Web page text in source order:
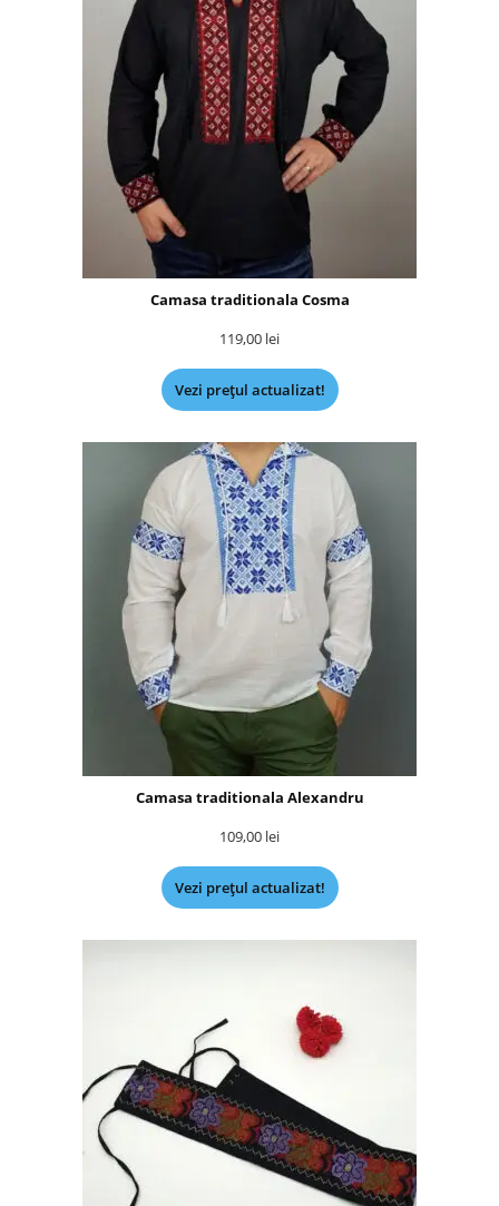
Camasa traditionala Cosma
119,00 lei
Vezi prețul actualizat!
Camasa traditionala Alexandru
109,00 lei
Vezi prețul actualizat!